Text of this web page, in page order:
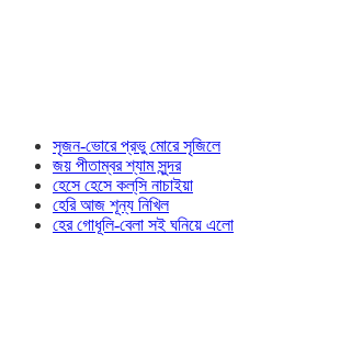
সৃজন-ভোরে প্রভু মোরে সৃজিলে
জয় পীতাম্বর শ্যাম সুন্দর
হেসে হেসে কল্‌সি নাচাইয়া
হেরি আজ শূন্য নিখিল
হের গোধূলি-বেলা সই ঘনিয়ে এলো